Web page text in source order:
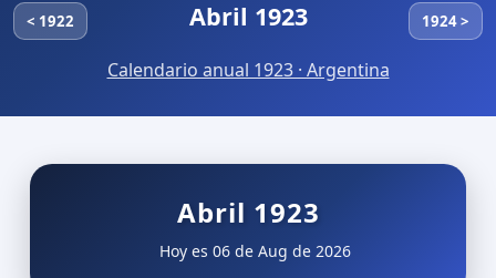
< 1922 Abril 1923 1924 >
Calendario anual 1923 · Argentina
Abril 1923
Hoy es 06 de Aug de 2026